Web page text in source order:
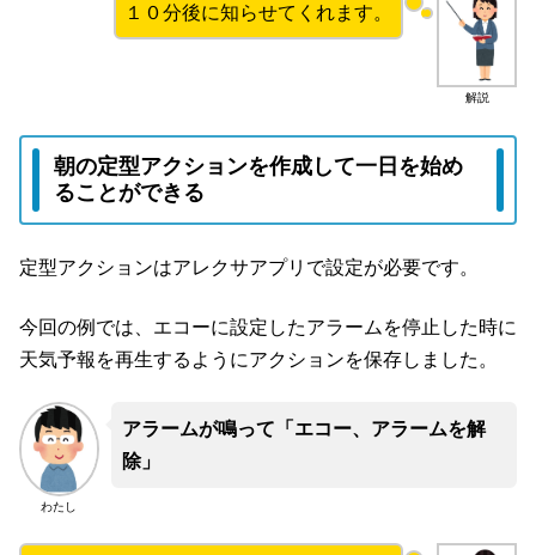
解説
１０分後に知らせてくれます。
朝の定型アクションを作成して一日を始め
ることができる
定型アクションはアレクサアプリで設定が必要です。
今回の例では、エコーに設定したアラームを停止した時に
天気予報を再生するようにアクションを保存しました。
わたし
アラームが鳴って「エコー、アラームを解
除」